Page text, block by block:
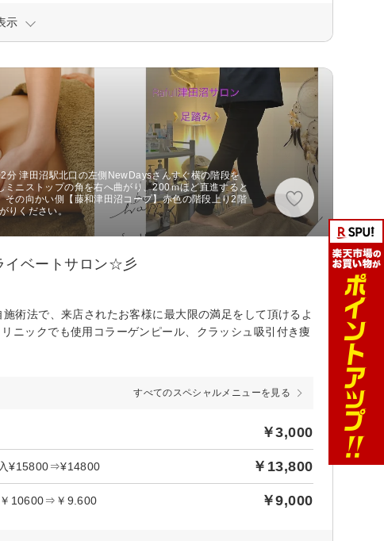
示
分 津田沼駅北口の左側NewDaysさんすぐ横の階段を
ニストップの角を右へ曲がり、200ｍほど直進すると
その向かい側【藤和津田沼コープ】赤色の階段上り2階
りください。
イベートサロン☆彡
術法で、来店されたお客様に最大限の満足をして頂けるよ
ニックでも使用コラーゲンピール、クラッシュ吸引付き痩
すべてのスペシャルメニューを見る
￥3,000
入¥15800⇒¥14800 ￥13,800
10600⇒￥9.600 ￥9,000